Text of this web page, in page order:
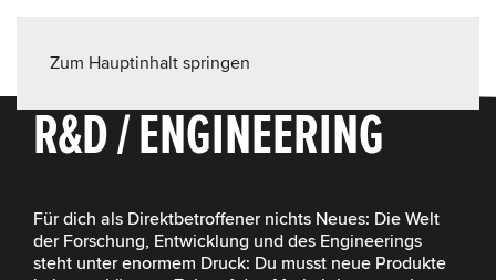
Zum Hauptinhalt springen
LÖSUNGEN FÜR DEIN
R&D / ENGINEERING
Für dich als Direktbetroffener nichts Neues: Die Welt
der Forschung, Entwicklung und des Engineerings
steht unter enormem Druck: Du musst neue Produkte